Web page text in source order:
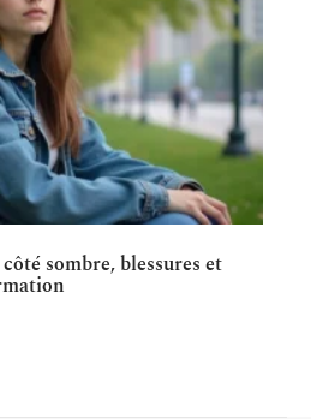
sombre, blessures et